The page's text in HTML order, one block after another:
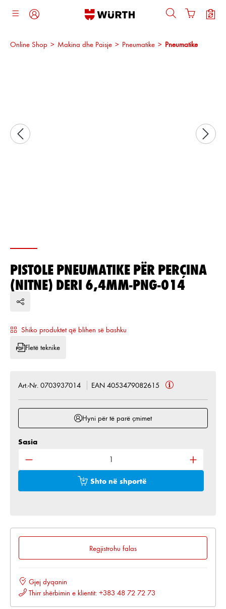
kryesore
Online Shop > Makina dhe Paisje > Pneumatike > Pneumatike
PISTOLE PNEUMATIKE PËR PERÇINA
(NITNE) DERI 6,4MM-PNG-014
Shiko produktet që blihen së bashku
Fletë teknike
Art.-Nr. 0703937014 EAN 4053479082615
Hyni për të parë çmimet
Sasia e produktit: Shkruani sasinë e dëshiruar
Sasia
Shto në shportë
Regjistrohu falas
Gjej dyqanin
Thirr shërbimin e klientit: +383 48 72 72 73